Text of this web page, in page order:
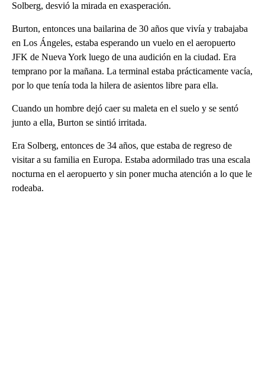
Solberg, desvió la mirada en exasperación.
Burton, entonces una bailarina de 30 años que vivía y trabajaba
en Los Ángeles, estaba esperando un vuelo en el aeropuerto
JFK de Nueva York luego de una audición en la ciudad. Era
temprano por la mañana. La terminal estaba prácticamente vacía,
por lo que tenía toda la hilera de asientos libre para ella.
Cuando un hombre dejó caer su maleta en el suelo y se sentó
junto a ella, Burton se sintió irritada.
Era Solberg, entonces de 34 años, que estaba de regreso de
visitar a su familia en Europa. Estaba adormilado tras una escala
nocturna en el aeropuerto y sin poner mucha atención a lo que le
rodeaba.